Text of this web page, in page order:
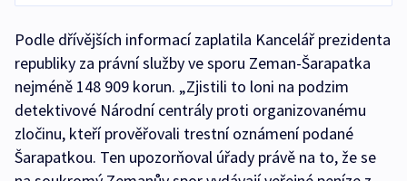
Podle dřívějších informací zaplatila Kancelář prezidenta
republiky za právní služby ve sporu Zeman-Šarapatka
nejméně 148 909 korun. „Zjistili to loni na podzim
detektivové Národní centrály proti organizovanému
zločinu, kteří prověřovali trestní oznámení podané
Šarapatkou. Ten upozorňoval úřady právě na to, že se